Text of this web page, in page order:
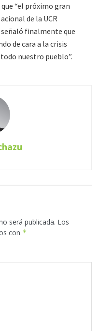
“el próximo gran
de la UCR
señaló finalmente que
de cara a la crisis
nuestro pueblo”.
será publicada. Los
con *